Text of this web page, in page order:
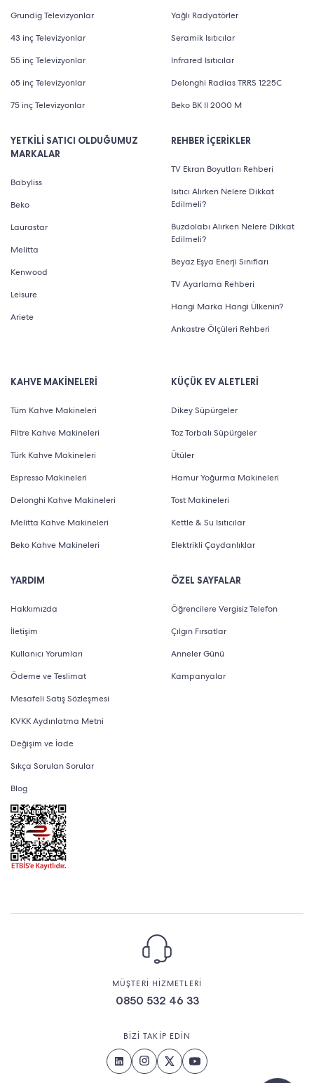
Grundig Televizyonlar
43 inç Televizyonlar
55 inç Televizyonlar
65 inç Televizyonlar
75 inç Televizyonlar
YETKİLİ SATICI OLDUĞUMUZ
MARKALAR
Babyliss
Beko
Laurastar
Melitta
Kenwood
Leisure
Ariete
Yağlı Radyatörler
Seramik Isıtıcılar
Infrared Isıtıcılar
Delonghi Radias TRRS 1225C
Beko BK II 2000 M
REHBER İÇERİKLER
TV Ekran Boyutları Rehberi
Isıtıcı Alırken Nelere Dikkat
Edilmeli?
Buzdolabı Alırken Nelere Dikkat
Edilmeli?
Beyaz Eşya Enerji Sınıfları
TV Ayarlama Rehberi
Hangi Marka Hangi Ülkenin?
Ankastre Ölçüleri Rehberi
KAHVE MAKİNELERİ
Tüm Kahve Makineleri
Filtre Kahve Makineleri
Türk Kahve Makineleri
Espresso Makineleri
Delonghi Kahve Makineleri
Melitta Kahve Makineleri
Beko Kahve Makineleri
YARDIM
Hakkımızda
İletişim
Kullanıcı Yorumları
Ödeme ve Teslimat
Mesafeli Satış Sözleşmesi
KVKK Aydınlatma Metni
Değişim ve İade
Sıkça Sorulan Sorular
Blog
KÜÇÜK EV ALETLERİ
Dikey Süpürgeler
Toz Torbalı Süpürgeler
Ütüler
Hamur Yoğurma Makineleri
Tost Makineleri
Kettle & Su Isıtıcılar
Elektrikli Çaydanlıklar
ÖZEL SAYFALAR
Öğrencilere Vergisiz Telefon
Çılgın Fırsatlar
Anneler Günü
Kampanyalar
MÜŞTERİ HİZMETLERİ
0850 532 46 33
BİZİ TAKİP EDİN